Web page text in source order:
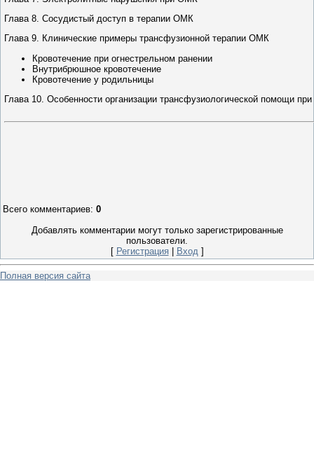
Глава 8. Сосудистый доступ в терапии ОМК
Глава 9. Клинические примеры трансфузионной терапии ОМК
Кровотечение при огнестрельном ранении
Внутрибрюшное кровотечение
Кровотечение у родильницы
Глава 10. Особенности организации трансфузиологической помощи
Всего комментариев: 0
Добавлять комментарии могут только зарегистрированные
пользователи.
[ Регистрация| Вход]
Полная версия сайта